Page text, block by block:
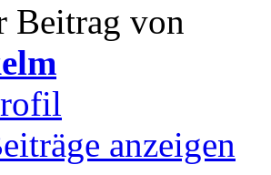
Beitrag von
anzeigen